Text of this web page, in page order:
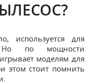
используется для
Но по мощности
моделям для
этом стоит помнить